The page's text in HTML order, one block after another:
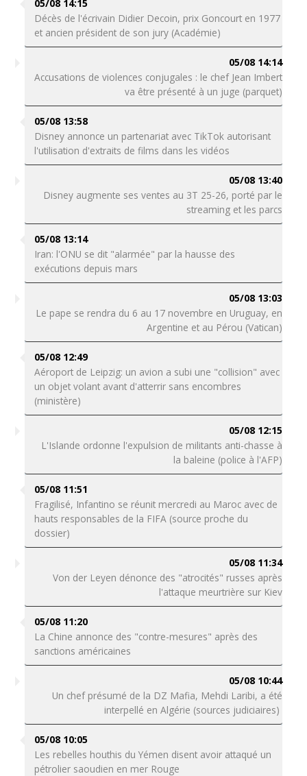
05/08 14:15
Décès de l'écrivain Didier Decoin, prix Goncourt en 1977
et ancien président de son jury (Académie)
05/08 14:14
Accusations de violences conjugales : le chef Jean Imbert
va être présenté à un juge (parquet)
05/08 13:58
Disney annonce un partenariat avec TikTok autorisant
l'utilisation d'extraits de films dans les vidéos
05/08 13:40
Disney augmente ses ventes au 3T 25-26, porté par le
streaming et les parcs
05/08 13:14
Iran: l'ONU se dit "alarmée" par la hausse des
exécutions depuis mars
05/08 13:03
Le pape se rendra du 6 au 17 novembre en Uruguay, en
Argentine et au Pérou (Vatican)
05/08 12:49
Aéroport de Leipzig: un avion a subi une "collision" avec
un objet volant avant d'atterrir sans encombres
(ministère)
05/08 12:15
L'Islande ordonne l'expulsion de militants anti-chasse à
la baleine (police à l'AFP)
05/08 11:51
Fragilisé, Infantino se réunit mercredi au Maroc avec de
hauts responsables de la FIFA (source proche du
dossier)
05/08 11:34
Von der Leyen dénonce des "atrocités" russes après
l'attaque meurtrière sur Kiev
05/08 11:20
La Chine annonce des "contre-mesures" après des
sanctions américaines
05/08 10:44
Un chef présumé de la DZ Mafia, Mehdi Laribi, a été
interpellé en Algérie (sources judiciaires)
05/08 10:05
Les rebelles houthis du Yémen disent avoir attaqué un
pétrolier saoudien en mer Rouge